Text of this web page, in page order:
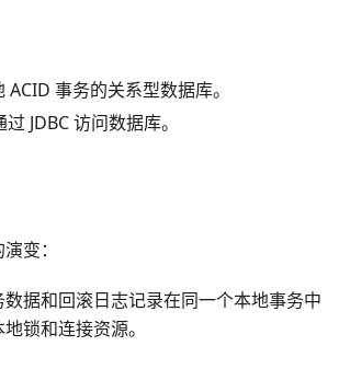
事务的关系型数据库。
JDBC 访问数据库。
变：
据和回滚日志记录在同一个本地事务中
锁和连接资源。